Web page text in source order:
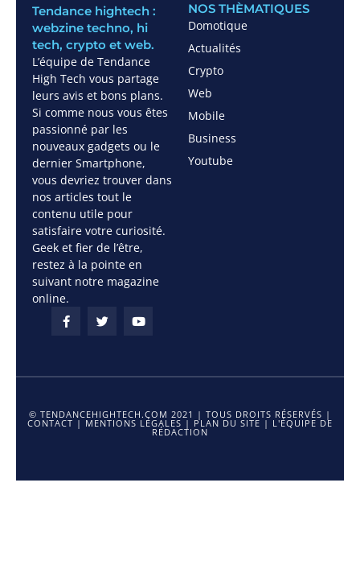
Tendance hightech :
webzine techno, hi
tech, crypto et web.
L’équipe de Tendance
High Tech vous partage
leurs avis et bons plans.
Si comme nous vous êtes
passionné par les
nouveaux gadgets ou le
dernier Smartphone,
vous devriez trouver dans
nos articles tout le
contenu utile pour
satisfaire votre curiosité.
Geek et fier de l’être,
restez à la pointe en
suivant notre magazine
online.
NOS THÈMATIQUES
Domotique
Actualités
Crypto
Web
Mobile
Business
Youtube
© TENDANCEHIGHTECH.COM 2021 | TOUS DROITS RÉSERVÉS |
CONTACT | MENTIONS LÉGALES | PLAN DU SITE | L'ÉQUIPE DE
RÉDACTION